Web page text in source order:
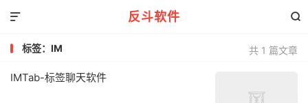
反斗软件 

共 1 篇文章
标签：IM
IMTab-标签聊天软件